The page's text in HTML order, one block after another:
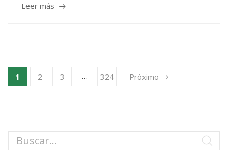
Leer más
1 2 3 … 324 Próximo